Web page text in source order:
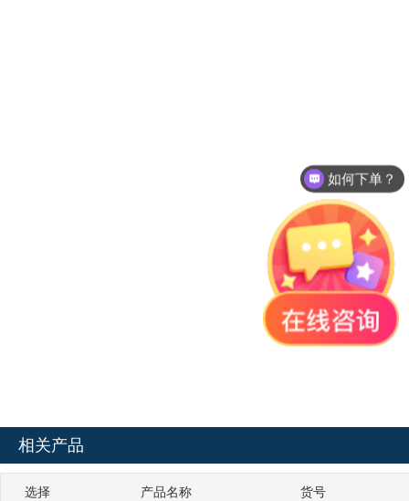
相关产品
选择 产品名称 货号
如何下单？